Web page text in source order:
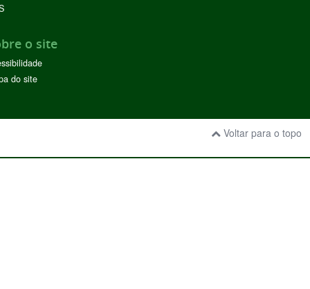
o site
do site
Voltar para o topo